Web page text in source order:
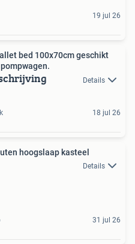
19 jul 26
bed 100x70cm geschikt
Details
18 jul 26
Pallet houten hoogslaap kasteel
Details
31 jul 26